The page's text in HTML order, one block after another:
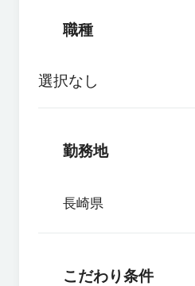
職種
選択なし
勤務地
長崎県
こだわり条件